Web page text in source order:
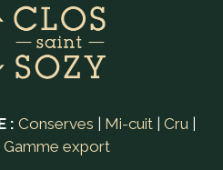
: Conserves | Mi-cuit | Cru |
Gamme export